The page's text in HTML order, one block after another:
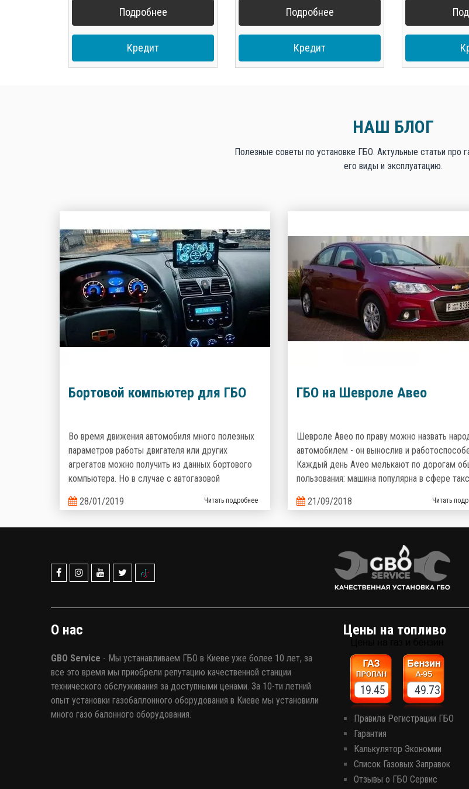
Подробнее
Кредит
Подробнее
Кредит
НАШ БЛОГ
Полезные советы по установке ГБО. Актульные статьи про
его виды и эксплуатацию.
Бортовой компьютер для ГБО
Во время движения автомобиля много полезных
параметров работы двигателя или других
агрегатов можно получить из данных бортового
компьютера. Но в случае с автогазовой
информацию о работе автогазовой системы.
28/01/2019 Читать подробнее
ГБО на Шевроле Авео
Шевроле Авео по праву можно назвать
автомобилем - он вынослив и
Каждый день Aveo мелькают по дорогам
пользования: машина популярна в сфере
семейный надежный и неприхотливый
комплект газобаллонного оборудования,
сэкономит кучу денег на топливе!
21/09/2018 Читать
О нас
GBO Service - Мы устанавливаем ГБО в Киеве уже более 10 лет, за
все это время мы приобрели репутацию качественной станции
технического обслуживания за доступными ценами. За 10-ти летний
опыт установки газобаллонного оборудования в Киеве мы установили
много газо балонного оборудования.
Цены на топливо
19.45 49.73
Правила Регистрации ГБО
Гарантия
Калькулятор Экономии
Список Газовых Заправок
Отзывы о ГБО Сервис